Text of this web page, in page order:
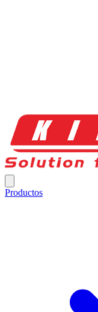
Productos